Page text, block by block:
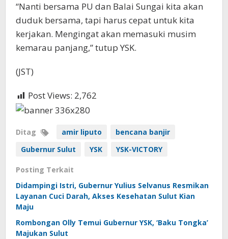
“Nanti bersama PU dan Balai Sungai kita akan
duduk bersama, tapi harus cepat untuk kita
kerjakan. Mengingat akan memasuki musim
kemarau panjang,” tutup YSK.
(JST)
Post Views: 2,762
Ditag amir liputo
bencana banjir
Gubernur Sulut
YSK YSK-VICTORY
Posting Terkait
Didampingi Istri, Gubernur Yulius Selvanus Resmikan
Layanan Cuci Darah, Akses Kesehatan Sulut Kian
Maju
Rombongan Olly Temui Gubernur YSK, ‘Baku Tongka’
Majukan Sulut